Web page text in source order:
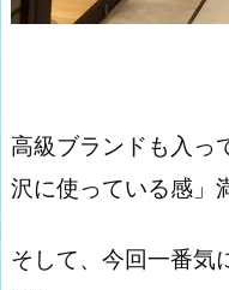
高級ブランドも入っ
沢に使っている感」
そして、今回一番気